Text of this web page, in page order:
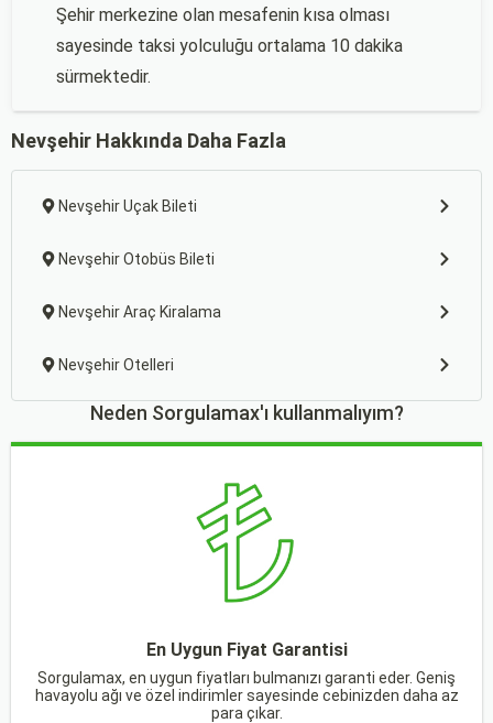
Şehir merkezine olan mesafenin kısa olması
sayesinde taksi yolculuğu ortalama 10 dakika
sürmektedir.
Nevşehir Hakkında Daha Fazla
Nevşehir Uçak Bileti
Nevşehir Otobüs Bileti
Nevşehir Araç Kiralama
Nevşehir Otelleri
Neden Sorgulamax'ı kullanmalıyım?
En Uygun Fiyat Garantisi
Sorgulamax, en uygun fiyatları bulmanızı garanti eder. Geniş
havayolu ağı ve özel indirimler sayesinde cebinizden daha az
para çıkar.